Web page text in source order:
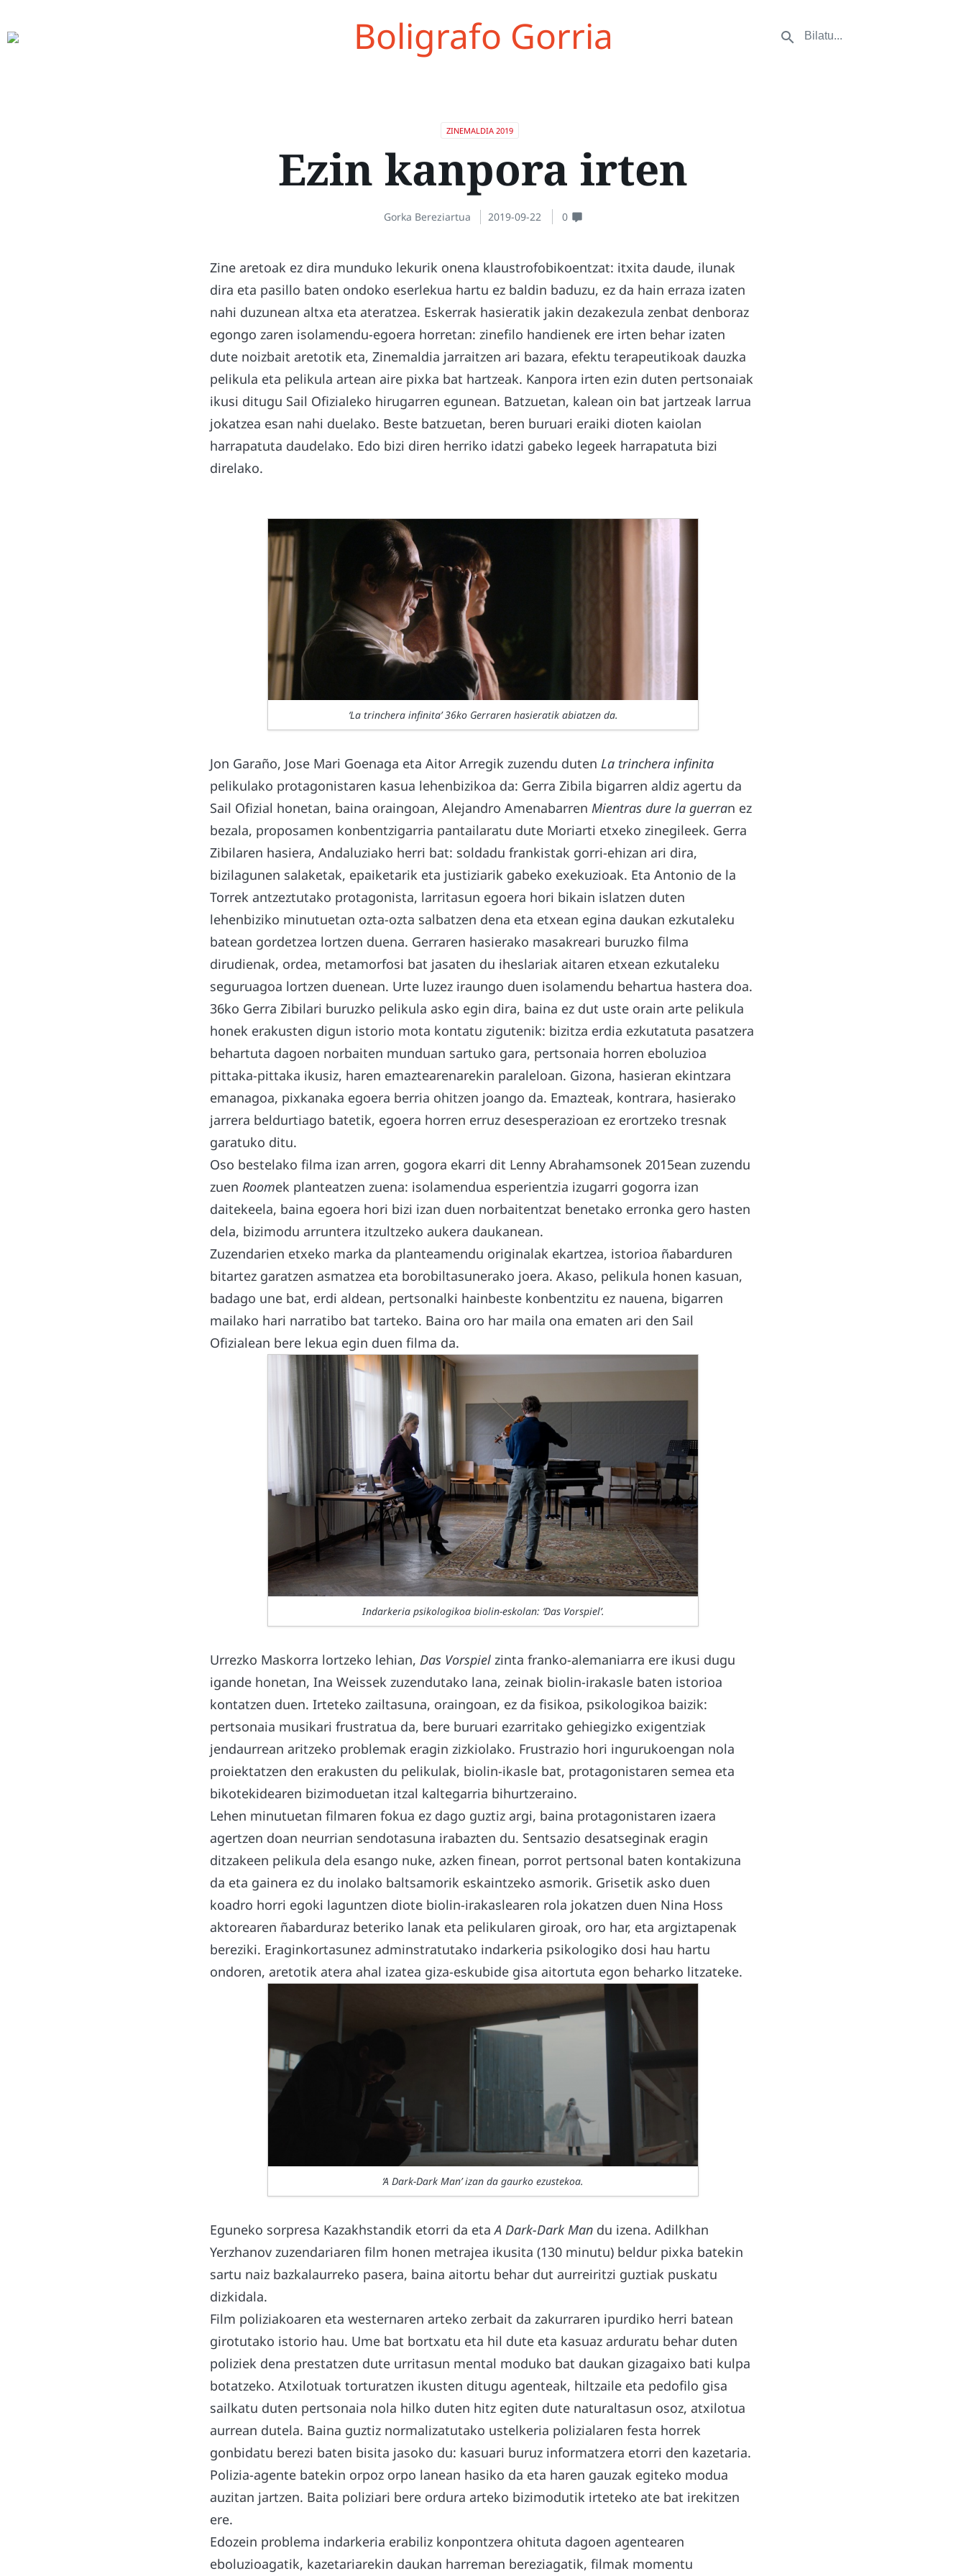
Boligrafo Gorria
ZINEMALDIA 2019
Ezin kanpora irten
Gorka Bereziartua 2019-09-22 0
Zine aretoak ez dira munduko lekurik onena klaustrofobikoentzat: itxita daude, ilunak
dira eta pasillo baten ondoko eserlekua hartu ez baldin baduzu, ez da hain erraza izaten
nahi duzunean altxa eta ateratzea. Eskerrak hasieratik jakin dezakezula zenbat denboraz
egongo zaren isolamendu-egoera horretan: zinefilo handienek ere irten behar izaten
dute noizbait aretotik eta, Zinemaldia jarraitzen ari bazara, efektu terapeutikoak dauzka
pelikula eta pelikula artean aire pixka bat hartzeak. Kanpora irten ezin duten pertsonaiak
ikusi ditugu Sail Ofizialeko hirugarren egunean. Batzuetan, kalean oin bat jartzeak larrua
jokatzea esan nahi duelako. Beste batzuetan, beren buruari eraiki dioten kaiolan
harrapatuta daudelako. Edo bizi diren herriko idatzi gabeko legeek harrapatuta bizi
direlako.
‘La trinchera infinita’ 36ko Gerraren hasieratik abiatzen da.
Jon Garaño, Jose Mari Goenaga eta Aitor Arregik zuzendu duten La trinchera infinita
pelikulako protagonistaren kasua lehenbizikoa da: Gerra Zibila bigarren aldiz agertu da
Sail Ofizial honetan, baina oraingoan, Alejandro Amenabarren Mientras dure la guerran ez
bezala, proposamen konbentzigarria pantailaratu dute Moriarti etxeko zinegileek. Gerra
Zibilaren hasiera, Andaluziako herri bat: soldadu frankistak gorri-ehizan ari dira,
bizilagunen salaketak, epaiketarik eta justiziarik gabeko exekuzioak. Eta Antonio de la
Torrek antzeztutako protagonista, larritasun egoera hori bikain islatzen duten
lehenbiziko minutuetan ozta-ozta salbatzen dena eta etxean egina daukan ezkutaleku
batean gordetzea lortzen duena. Gerraren hasierako masakreari buruzko filma
dirudienak, ordea, metamorfosi bat jasaten du iheslariak aitaren etxean ezkutaleku
seguruagoa lortzen duenean. Urte luzez iraungo duen isolamendu behartua hastera doa.
36ko Gerra Zibilari buruzko pelikula asko egin dira, baina ez dut uste orain arte pelikula
honek erakusten digun istorio mota kontatu zigutenik: bizitza erdia ezkutatuta pasatzera
behartuta dagoen norbaiten munduan sartuko gara, pertsonaia horren eboluzioa
pittaka-pittaka ikusiz, haren emaztearenarekin paraleloan. Gizona, hasieran ekintzara
emanagoa, pixkanaka egoera berria ohitzen joango da. Emazteak, kontrara, hasierako
jarrera beldurtiago batetik, egoera horren erruz desesperazioan ez erortzeko tresnak
garatuko ditu.
Oso bestelako filma izan arren, gogora ekarri dit Lenny Abrahamsonek 2015ean zuzendu
zuen Roomek planteatzen zuena: isolamendua esperientzia izugarri gogorra izan
daitekeela, baina egoera hori bizi izan duen norbaitentzat benetako erronka gero hasten
dela, bizimodu arruntera itzultzeko aukera daukanean.
Zuzendarien etxeko marka da planteamendu originalak ekartzea, istorioa ñabarduren
bitartez garatzen asmatzea eta borobiltasunerako joera. Akaso, pelikula honen kasuan,
badago une bat, erdi aldean, pertsonalki hainbeste konbentzitu ez nauena, bigarren
mailako hari narratibo bat tarteko. Baina oro har maila ona ematen ari den Sail
Ofizialean bere lekua egin duen filma da.
Indarkeria psikologikoa biolin-eskolan: ‘Das Vorspiel’.
Urrezko Maskorra lortzeko lehian, Das Vorspiel zinta franko-alemaniarra ere ikusi dugu
igande honetan, Ina Weissek zuzendutako lana, zeinak biolin-irakasle baten istorioa
kontatzen duen. Irteteko zailtasuna, oraingoan, ez da fisikoa, psikologikoa baizik:
pertsonaia musikari frustratua da, bere buruari ezarritako gehiegizko exigentziak
jendaurrean aritzeko problemak eragin zizkiolako. Frustrazio hori ingurukoengan nola
proiektatzen den erakusten du pelikulak, biolin-ikasle bat, protagonistaren semea eta
bikotekidearen bizimoduetan itzal kaltegarria bihurtzeraino.
Lehen minutuetan filmaren fokua ez dago guztiz argi, baina protagonistaren izaera
agertzen doan neurrian sendotasuna irabazten du. Sentsazio desatseginak eragin
ditzakeen pelikula dela esango nuke, azken finean, porrot pertsonal baten kontakizuna
da eta gainera ez du inolako baltsamorik eskaintzeko asmorik. Grisetik asko duen
koadro horri egoki laguntzen diote biolin-irakaslearen rola jokatzen duen Nina Hoss
aktorearen ñabarduraz beteriko lanak eta pelikularen giroak, oro har, eta argiztapenak
bereziki. Eraginkortasunez adminstratutako indarkeria psikologiko dosi hau hartu
ondoren, aretotik atera ahal izatea giza-eskubide gisa aitortuta egon beharko litzateke.
‘A Dark-Dark Man’ izan da gaurko ezustekoa.
Eguneko sorpresa Kazakhstandik etorri da etaA Dark-Dark Man du izena. Adilkhan
Yerzhanov zuzendariaren film honen metrajea ikusita (130 minutu) beldur pixka batekin
sartu naiz bazkalaurreko pasera, baina aitortu behar dut aurreiritzi guztiak puskatu
dizkidala.
Film poliziakoaren eta westernaren arteko zerbait da zakurraren ipurdiko herri batean
girotutako istorio hau. Ume bat bortxatu eta hil dute eta kasuaz arduratu behar duten
poliziek dena prestatzen dute urritasun mental moduko bat daukan gizagaixo bati kulpa
botatzeko. Atxilotuak torturatzen ikusten ditugu agenteak, hiltzaile eta pedofilo gisa
sailkatu duten pertsonaia nola hilko duten hitz egiten dute naturaltasun osoz, atxilotua
aurrean dutela. Baina guztiz normalizatutako ustelkeria polizialaren festa horrek
gonbidatu berezi baten bisita jasoko du: kasuari buruz informatzera etorri den kazetaria.
Polizia-agente batekin orpoz orpo lanean hasiko da eta haren gauzak egiteko modua
auzitan jartzen. Baita poliziari bere ordura arteko bizimodutik irteteko ate bat irekitzen
ere.
Edozein problema indarkeria erabiliz konpontzera ohituta dagoen agentearen
eboluzioagatik, kazetariarekin daukan harreman bereziagatik, filmak momentu